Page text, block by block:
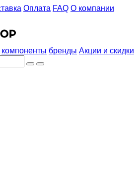
Оплата FAQ О компании
компоненты бренды Акции и скидки